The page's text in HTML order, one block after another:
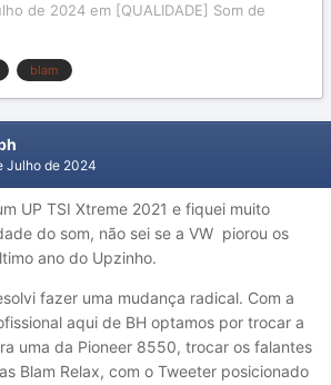
de 2024 em [QUALIDADE] Som de
blam
Julho de 2024
UP TSI Xtreme 2021 e fiquei muito
do som, não sei se a VW piorou os
ano do Upzinho.
fazer uma mudança radical. Com a
aqui de BH optamos por trocar a
uma da Pioneer 8550, trocar os falantes
Blam Relax, com o Tweeter posicionado